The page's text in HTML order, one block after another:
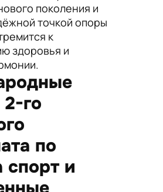
поколения и
точкой опоры
к
здоровья и
го
по
спорт и